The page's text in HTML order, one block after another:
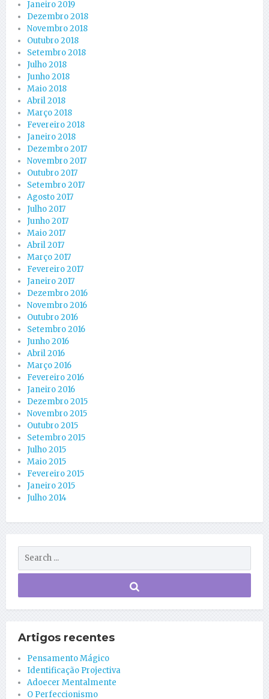
Janeiro 2019
Dezembro 2018
Novembro 2018
Outubro 2018
Setembro 2018
Julho 2018
Junho 2018
Maio 2018
Abril 2018
Março 2018
Fevereiro 2018
Janeiro 2018
Dezembro 2017
Novembro 2017
Outubro 2017
Setembro 2017
Agosto 2017
Julho 2017
Junho 2017
Maio 2017
Abril 2017
Março 2017
Fevereiro 2017
Janeiro 2017
Dezembro 2016
Novembro 2016
Outubro 2016
Setembro 2016
Junho 2016
Abril 2016
Março 2016
Fevereiro 2016
Janeiro 2016
Dezembro 2015
Novembro 2015
Outubro 2015
Setembro 2015
Julho 2015
Maio 2015
Fevereiro 2015
Janeiro 2015
Julho 2014
Artigos recentes
Pensamento Mágico
Identificação Projectiva
Adoecer Mentalmente
O Perfeccionismo